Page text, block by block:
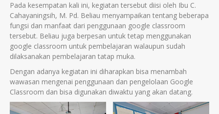
Pada kesempatan kali ini, kegiatan tersebut diisi oleh Ibu C.
Cahayaningsih, M. Pd. Beliau menyampaikan tentang beberapa
fungsi dan manfaat dari penggunaan google classroom
tersebut. Beliau juga berpesan untuk tetap menggunakan
google classroom untuk pembelajaran walaupun sudah
dilaksanakan pembelajaran tatap muka.
Dengan adanya kegiatan ini diharapkan bisa menambah
wawasan mengenai penggunaan dan pengelolaan Google
Classroom dan bisa digunakan diwaktu yang akan datang.